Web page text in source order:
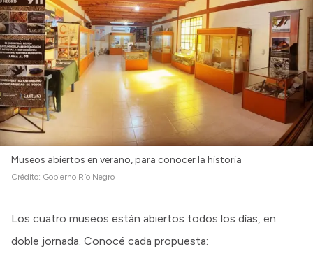
Convocatorias
Intranet
Login
Museos abiertos en verano, para conocer la historia
Crédito: Gobierno Río Negro
Los cuatro museos están abiertos todos los días, en
doble jornada. Conocé cada propuesta: